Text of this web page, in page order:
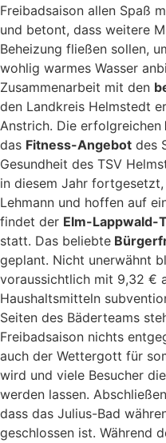
Freibadsaison allen Spaß
und betont, dass weitere
Beheizung fließen sollen,
wohlig warmes Wasser
Zusammenarbeit mit den
den Landkreis Helmstedt
Anstrich. Die erfolgreichen
das Fitness-Angebot des
Gesundheit des TSV
in diesem Jahr
Lehmann und hoffen auf
findet der Elm-Lappwald-
statt. Das beliebte
geplant. Nicht unerwähnt
voraussichtlich mit 9,32 €
Haushaltsmitteln
Seiten des Bäderteams
Freibadsaison nichts
auch der Wettergott für
wird und viele Besucher
werden lassen.
dass das Julius-Bad
geschlossen ist. Während